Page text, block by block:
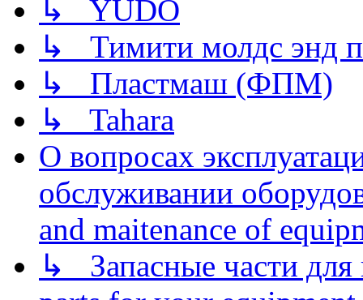
↳ YUDO
↳ Тимити молдс энд
↳ Пластмаш (ФПМ)
↳ Tahara
О вопросах
обслуживании
and maitenance of
↳ Запасные части для